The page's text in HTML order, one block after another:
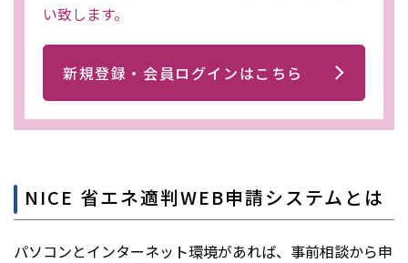
い致します。
新規登録・会員ログインはこちら
NICE 省エネ適判WEB申請システムとは
パソコンとインターネット環境があれば、事前相談から申